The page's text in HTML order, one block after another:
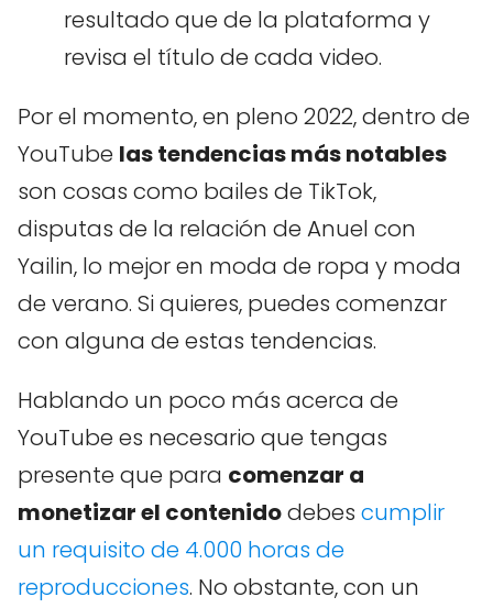
resultado que de la plataforma y
revisa el título de cada video.
Por el momento, en pleno 2022, dentro de
YouTube las tendencias más notables
son cosas como bailes de TikTok,
disputas de la relación de Anuel con
Yailin, lo mejor en moda de ropa y moda
de verano. Si quieres, puedes comenzar
con alguna de estas tendencias.
Hablando un poco más acerca de
YouTube es necesario que tengas
presente que para comenzar a
monetizar el contenidodebes cumplir
un requisito de 4.000 horas de
reproducciones. No obstante, con un